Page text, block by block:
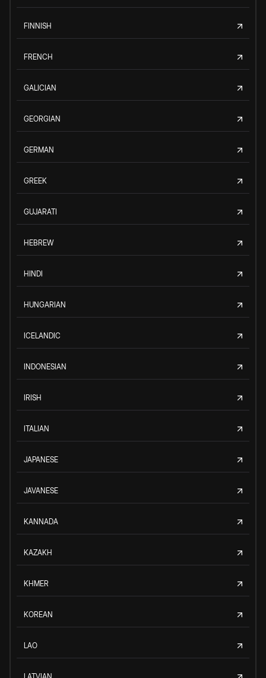
FINNISH
FRENCH
GALICIAN
GEORGIAN
GERMAN
GREEK
GUJARATI
HEBREW
HINDI
HUNGARIAN
ICELANDIC
INDONESIAN
IRISH
ITALIAN
JAPANESE
JAVANESE
KANNADA
KAZAKH
KHMER
KOREAN
LAO